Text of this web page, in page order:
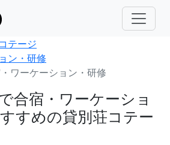
テージ
ン・研修
ワーケーション・研修
合宿・ワーケーショ
すめの貸別荘コテー